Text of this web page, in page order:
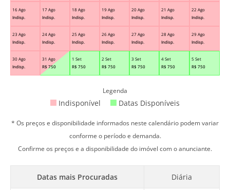
16 Ago
Indisp.
17 Ago
Indisp.
18 Ago
Indisp.
19 Ago
Indisp.
20 Ago
Indisp.
21 Ago
Indisp.
22 Ago
Indisp.
23 Ago
Indisp.
24 Ago
Indisp.
25 Ago
Indisp.
26 Ago
Indisp.
27 Ago
Indisp.
28 Ago
Indisp.
29 Ago
Indisp.
30 Ago
Indisp.
31 Ago
R$ 750
1 Set
R$ 750
2 Set
R$ 750
3 Set
R$ 750
4 Set
R$ 750
5 Set
R$ 750
Legenda
Indisponível Datas Disponíveis
* Os preços e disponibilidade informados neste calendário podem variar
conforme o período e demanda.
Confirme os preços e a disponibilidade do imóvel com o anunciante.
Datas mais Procuradas Diária